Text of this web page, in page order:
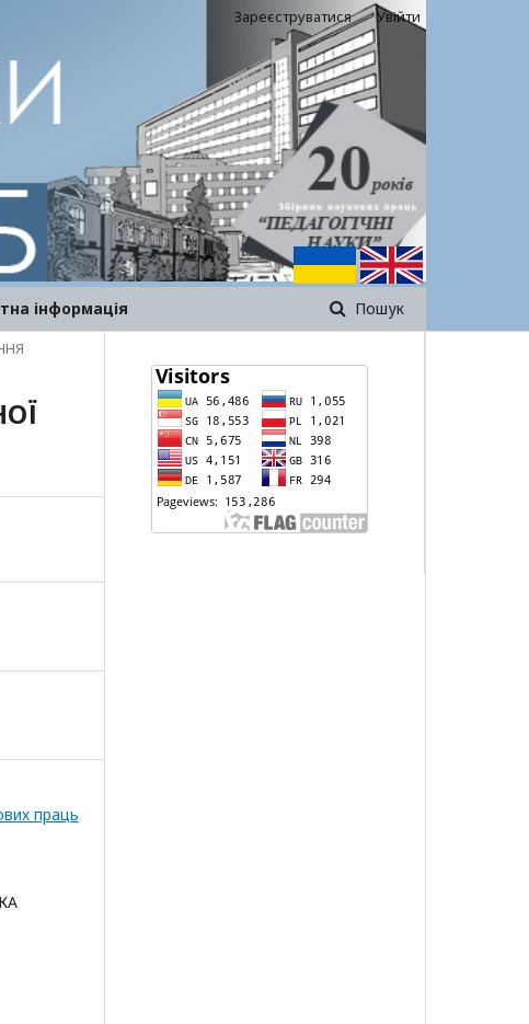
інформація Пошук
Зареєструватися Увійти
праць